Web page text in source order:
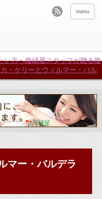
menu
い方へ復縁屋スタッフが贈る復
カ・ケリーとウィルマー・バル
マー・バルデラ